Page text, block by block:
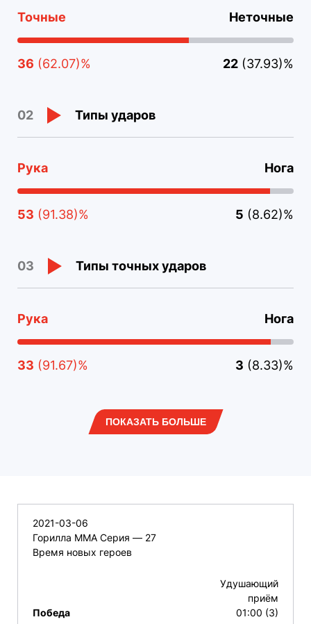
Точные Неточные
36 (62.07)% 22 (37.93)%
02 Типы ударов
Рука Нога
53 (91.38)% 5 (8.62)%
03 Типы точных ударов
Рука Нога
33 (91.67)% 3 (8.33)%
ПОКАЗАТЬ БОЛЬШЕ
2021-03-06
Горилла ММА Серия — 27
Время новых героев
Победа
Удушающий
приём
01:00 (3)